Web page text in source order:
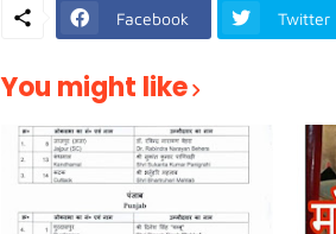
Facebook Twitter
You might like